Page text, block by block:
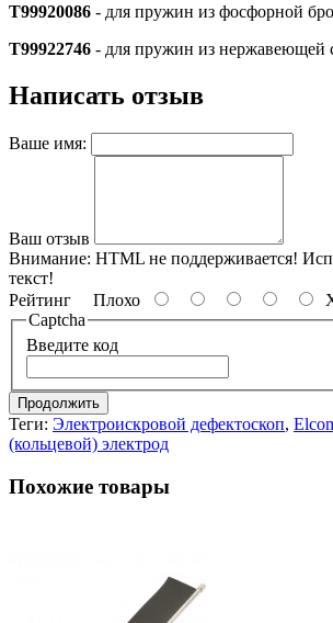
T99920086 - для пружин из фосфорной
T99922746 - для пружин из нержавеющей
Написать отзыв
Ваше имя:
Ваш отзыв
Внимание: HTML не поддерживается!
текст!
Рейтинг Плохо
Captcha
Введите код
Продолжить
Теги: Электроискровой дефектоскоп,
(кольцевой) электрод
Похожие товары